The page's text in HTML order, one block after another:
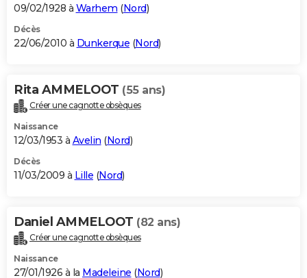
09/02/1928 à Warhem (Nord)
Décès
22/06/2010 à Dunkerque (Nord)
Rita AMMELOOT (55 ans)
Créer une cagnotte obsèques
Naissance
12/03/1953 à Avelin (Nord)
Décès
11/03/2009 à Lille (Nord)
Daniel AMMELOOT (82 ans)
Créer une cagnotte obsèques
Naissance
27/01/1926 à la Madeleine (Nord)